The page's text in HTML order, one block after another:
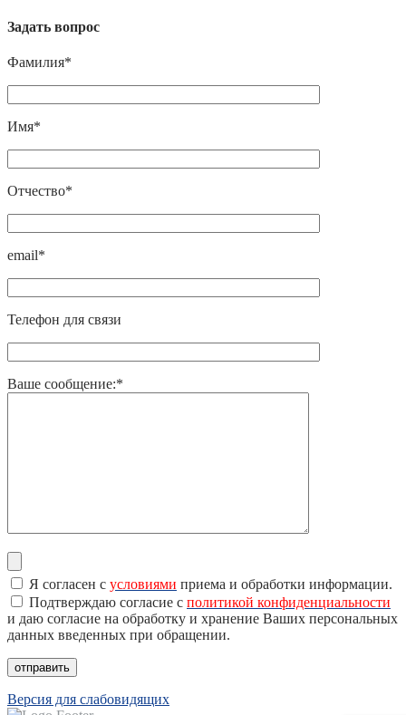
Задать вопрос
Фамилия*
Имя*
Отчество*
email*
Телефон для связи
Ваше сообщение:*
Я согласен с условиями приема и обработки информации.
Подтверждаю согласие с политикой конфиденциальности
и даю согласие на обработку и хранение Ваших персональных
данных введенных при обращении.
Версия для слабовидящих